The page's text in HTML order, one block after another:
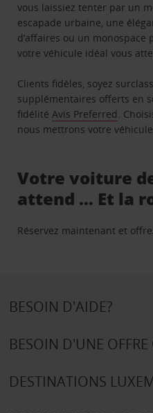
vous laissiez tenter par un
escapade urbaine, une
d’affaires ou un monospace
votre véhicule idéal vous
Clients fidèles, soyez
supplémentaires offerts en
fidélitéAvis Preferred.
nous mettrons votre
Votre voiture
attend … Et la
Réservez maintenant et
BESOIN D'AIDE?
BESOIN D'UNE
DESTINATIONS